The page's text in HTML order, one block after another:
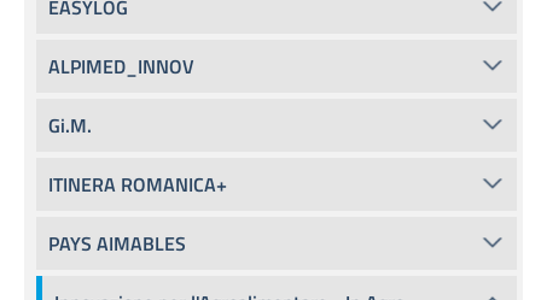
EASYLOG
ALPIMED_INNOV
Gi.M.
ITINERA ROMANICA+
PAYS AIMABLES